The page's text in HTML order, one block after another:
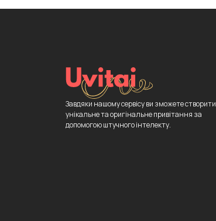
Завдяки нашому сервісу ви зможете створити
унікальне та оригінальне привітання за
допомогою штучного інтелекту.